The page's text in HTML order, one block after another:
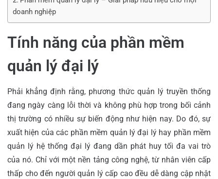
doanh nghiệp
Tính năng của phần mềm
quản lý đại lý
Phải khẳng định rằng, phương thức quản lý truyền thống
đang ngày càng lỗi thời và không phù hợp trong bối cảnh
thị trường có nhiều sự biến động như hiện nay. Do đó, sự
xuất hiện của các phần mềm quản lý đại lý hay phần mềm
quản lý hệ thống đại lý đang dần phát huy tối đa vai trò
của nó. Chỉ với một nền tảng công nghệ, từ nhân viên cấp
thấp cho đến người quản lý cấp cao đều dễ dàng cập nhật